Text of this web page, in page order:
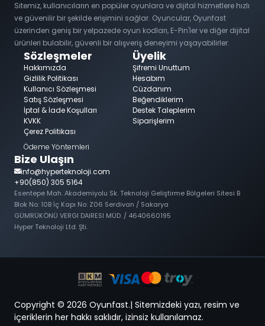
Sitemiz, kullanıcıların en popüler oyunlara ve dijital hizmetlere hızlı
ve güvenilir bir şekilde erişimini sağlar. Oyuncular, Oyunfast
üzerinden geniş bir yelpazede oyun kodları, E-Pin'ler ve diğer dijital
ürünleri bulabilir, güvenli bir alışveriş deneyimi yaşayabilirler.
Sözleşmeler
Hakkımızda
Gizlilik Politikası
Kullanıcı Sözleşmesi
Satış Sözleşmesi
İptal & İade Koşulları
KVKK
Çerez Politikası
Ödeme Yöntemleri
Üyelik
Şifremi Unuttum
Hesabım
Cüzdanım
Beğendiklerim
Destek Taleplerim
Siparişlerim
Bize Ulaşın
info@hyperteknoloji.com
+90(850) 305 5164
Esentepe Mah. Akademiyolu Sk. Teknoloji Geliştirme Bölgeleri Sitesi B
Blok No: 10B İç Kapı No: Z06 Serdivan / Sakarya
GÜMRÜKÖNÜ VERGI DAIRESI MÜD. / 4640660195
Hyper Teknoloji Ltd. Şti.
Copyright © 2026 Oyunfast.| Sitemizdeki yazı, resim ve
içeriklerin her hakkı saklıdır, izinsiz kullanılamaz.